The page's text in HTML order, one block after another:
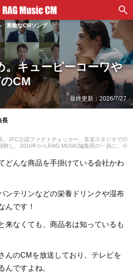
素敵なCMソング
。キューピーコーワや
CM
最終更新： 2026/7/27
長
。JFC公認ファクトチェッカー。音楽スタジオでの
験し、2016年からRAG MUSIC編集部の一員に。小
さまざまな楽器を経験。各種楽曲紹介記事をはじ
スの紹介記事やライブレポートなど、自身の音楽
ロックはもちろん、最近ではJ-POPも広く好んで
どんな商品を手掛けている会社かわ
ンテリンなどの栄養ドリンクや湿布
んです！
来なくても、商品名は知っているも
んのCMを放送しており、テレビを
んですよね。